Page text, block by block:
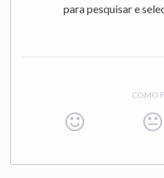
para pesquisar e
COMO